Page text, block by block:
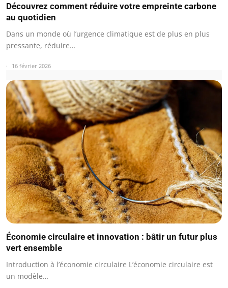
Découvrez comment réduire votre empreinte carbone
au quotidien
Dans un monde où l’urgence climatique est de plus en plus
pressante, réduire…
16 février 2026
Économie circulaire et innovation : bâtir un futur plus
vert ensemble
Introduction à l’économie circulaire L’économie circulaire est
un modèle…